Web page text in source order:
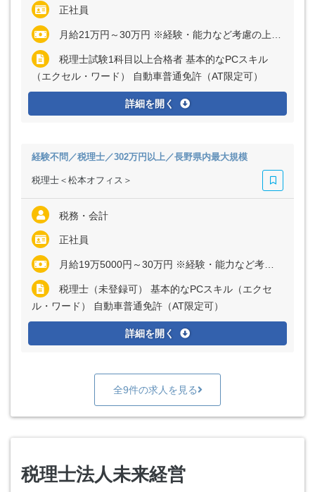
正社員
月給21万円～30万円 ※経験・能力など考慮の上、決定いたします
税理士試験1科目以上合格者 基本的なPCスキル
（エクセル・ワード） 自動車普通免許（AT限定可）
詳細を開く
経験不問／税理士／302万円以上／長野県内最大規模
税理士＜松本オフィス＞
税務・会計
正社員
月給19万5000円～30万円 ※経験・能力など考慮の上、決定いたします
税理士（未登録可） 基本的なPCスキル（エクセ
ル・ワード） 自動車普通免許（AT限定可）
詳細を開く
全9件の求人を見る
税理士法人未来経営